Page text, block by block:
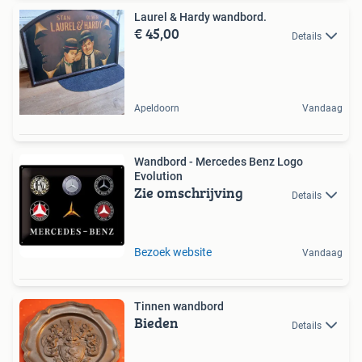
Laurel & Hardy wandbord.
€ 45,00 Details
Apeldoorn Vandaag
Wandbord - Mercedes Benz Logo
Evolution
Zie omschrijving Details
Bezoek website Vandaag
Tinnen wandbord
Bieden Details